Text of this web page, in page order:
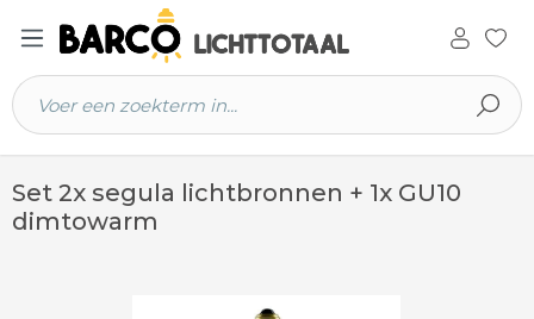
hoofdinhoud
Set 2x segula lichtbronnen + 1x GU10
dimtowarm